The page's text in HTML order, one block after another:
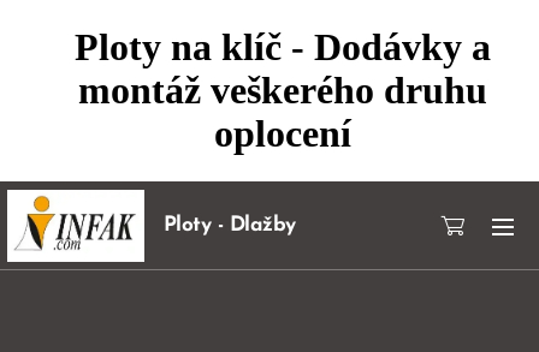
Ploty na klíč - Dodávky a
montáž veškerého druhu
oplocení
Ploty - Dlažby